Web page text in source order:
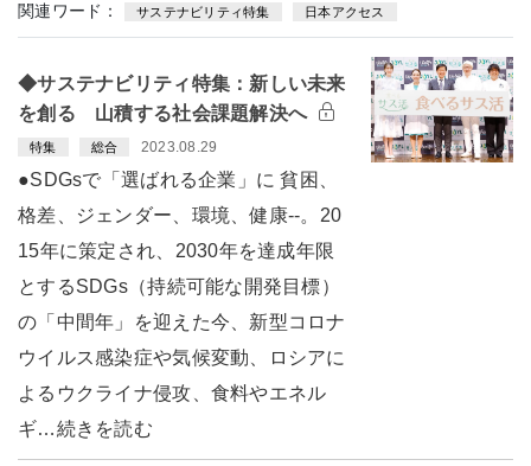
関連ワード： サステナビリティ特集 日本アクセス
◆サステナビリティ特集：新しい未来
を創る 山積する社会課題解決へ
特集 総合 2023.08.29
●SDGsで「選ばれる企業」に 貧困、
格差、ジェンダー、環境、健康--。20
15年に策定され、2030年を達成年限
とするSDGs（持続可能な開発目標）
の「中間年」を迎えた今、新型コロナ
ウイルス感染症や気候変動、ロシアに
よるウクライナ侵攻、食料やエネル
ギ…続きを読む